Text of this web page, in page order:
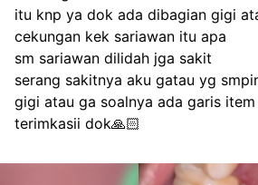
itu knp ya dok ada dibagian gigi
cekungan kek sariawan itu apa
sm sariawan dilidah jga sakit
serang sakitnya aku gatau yg
gigi atau ga soalnya ada garis item
terimkasii dok🙏🏻